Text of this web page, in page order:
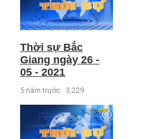
Thời sự Bắc
Giang ngày 26 -
05 - 2021
5 năm trước 3,229